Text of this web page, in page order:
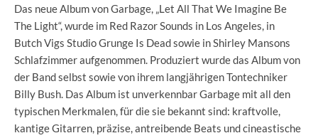
Das neue Album von Garbage, „Let All That We Imagine Be
The Light“, wurde im Red Razor Sounds in Los Angeles, in
Butch Vigs Studio Grunge Is Dead sowie in Shirley Mansons
Schlafzimmer aufgenommen. Produziert wurde das Album von
der Band selbst sowie von ihrem langjährigen Tontechniker
Billy Bush. Das Album ist unverkennbar Garbage mit all den
typischen Merkmalen, für die sie bekannt sind: kraftvolle,
kantige Gitarren, präzise, antreibende Beats und cineastische